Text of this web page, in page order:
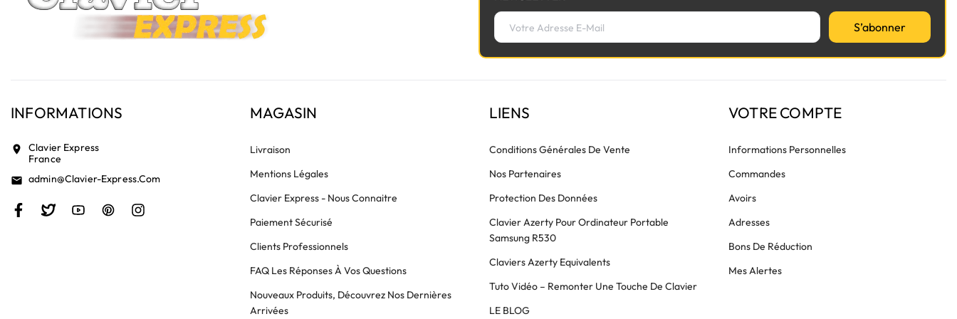
S’abonner
INFORMATIONS
location_on
Clavier Express
France
email Admin@clavier-Express.com
MAGASIN
Livraison
Mentions Légales
Clavier Express - Nous Connaitre
Paiement Sécurisé
Clients Professionnels
FAQ Les Réponses À Vos Questions
Nouveaux Produits, Découvrez Nos Dernières
Arrivées
LIENS
Conditions Générales De Vente
Nos Partenaires
Protection Des Données
Clavier Azerty Pour Ordinateur Portable
Samsung R530
Claviers Azerty Equivalents
Tuto Vidéo – Remonter Une Touche De Clavier
LE BLOG
VOTRE COMPTE
Informations Personnelles
Commandes
Avoirs
Adresses
Bons De Réduction
Mes Alertes